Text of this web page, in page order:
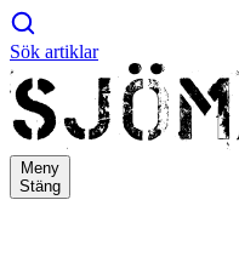
Sök artiklar
Meny
Stäng